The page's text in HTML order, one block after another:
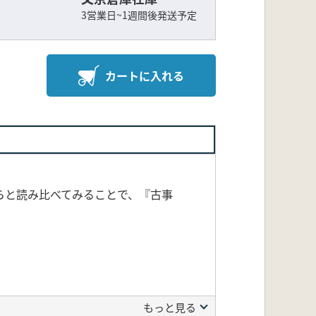
3営業日~1週間後発送予定
カートに入れる
読み比べてみることで、『古事
もっと見る